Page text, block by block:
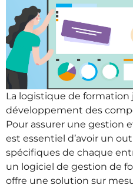
La logistique de formation
développement des
Pour assurer une gestion
est essentiel d’avoir un
spécifiques de chaque
un logiciel de gestion de
offre une solution sur